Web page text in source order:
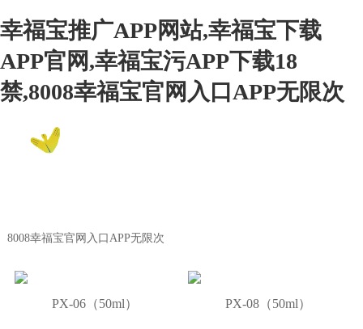
幸福宝推广APP网站,幸福宝下载
APP官网,幸福宝污APP下载18
禁,8008幸福宝官网入口APP无限次
8008幸福宝官网入口APP无限次
PX-06（50ml） PX-08（50ml）